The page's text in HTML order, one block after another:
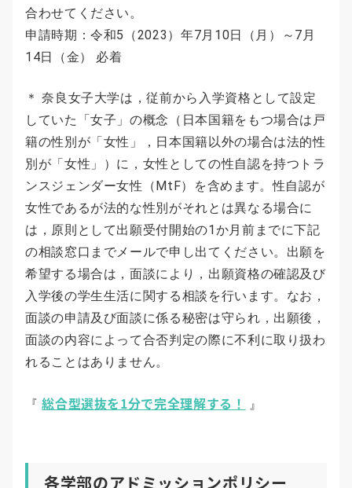
合わせてください。
申請時期：令和5（2023）年7月10日（月）～7月
14日（金） 必着
＊ 奈良女子大学は，従前から入学資格として設定
していた「女子」の概念（日本国籍をもつ場合は戸
籍の性別が「女性」，日本国籍以外の場合は法的性
別が「女性」）に，女性としての性自認を持つトラ
ンスジェンダー女性（MtF）を含めます。性自認が
女性であるが法的な性別がそれとは異なる場合に
は，原則として出願受付開始の1か月前までに下記
の相談窓口までメールで申し出てください。出願を
希望する場合は，面談により，出願資格の確認及び
入学後の学生生活に関する相談を行います。なお，
面談の申請及び面談に係る秘密は守られ，出願後，
面談の内容によって合否判定の際に不利に取り扱わ
れることはありません。
『総合型選抜を1分で完全理解する！ 』
各学部のアドミッションポリシー